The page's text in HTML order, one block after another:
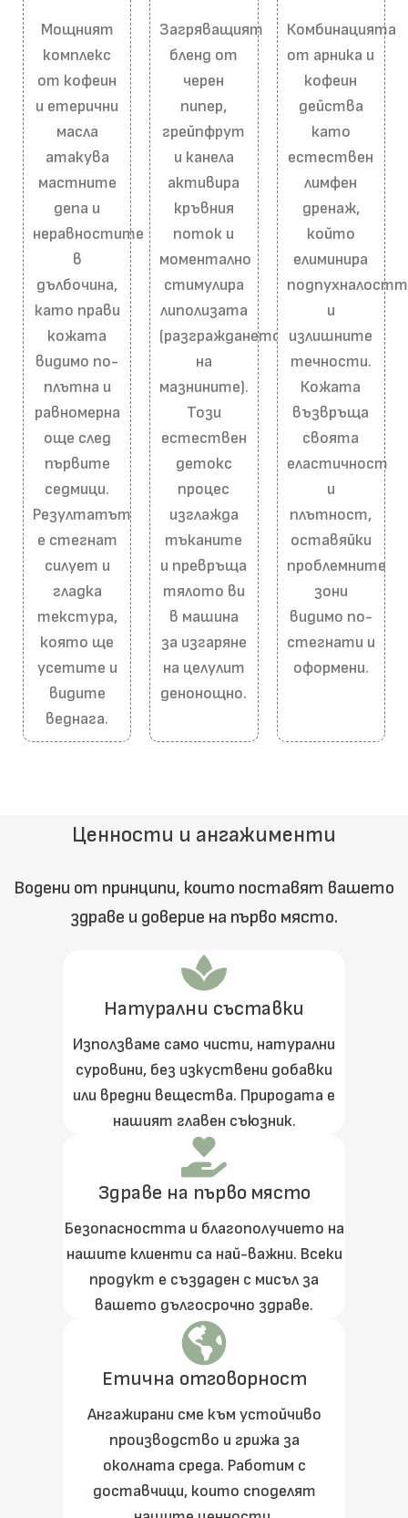
Мощният
комплекс
от кофеин
и етерични
масла
атакува
мастните
депа и
неравностите
в
дълбочина,
като прави
кожата
видимо по-
плътна и
равномерна
още след
първите
седмици.
Резултатът
е стегнат
силует и
гладка
текстура,
която ще
усетите и
видите
веднага.
Загряващият
бленд от
черен
пипер,
грейпфрут
и канела
активира
кръвния
поток и
моментално
стимулира
липолизата
(разграждането
на
мазнините).
Този
естествен
детокс
процес
изглажда
тъканите
и превръща
тялото ви
в машина
за изгаряне
на целулит
денонощно.
Комбинацията
от арника и
кофеин
действа
като
естествен
лимфен
дренаж,
който
елиминира
и
излишните
течности.
Кожата
възвръща
своята
еластичност
и
плътност,
оставяйки
проблемните
зони
видимо по-
стегнати и
оформени.
Ценности и ангажименти
Водени от принципи, които поставят вашето
здраве и доверие на първо място.
Натурални съставки
Използваме само чисти, натурални
суровини, без изкуствени добавки
или вредни вещества. Природата е
нашият главен съюзник.
Здраве на първо място
Безопасността и благополучието на
нашите клиенти са най-важни. Всеки
продукт е създаден с мисъл за
вашето дългосрочно здраве.
Етична отговорност
Ангажирани сме към устойчиво
производство и грижа за
околната среда. Работим с
доставчици, които споделят